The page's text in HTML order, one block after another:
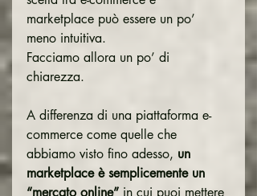
marketplace può essere un po’
meno intuitiva.
Facciamo allora un po’ di
chiarezza.
A differenza di una piattaforma e-
commerce come quelle che
abbiamo visto fino adesso, un
marketplace è semplicemente un